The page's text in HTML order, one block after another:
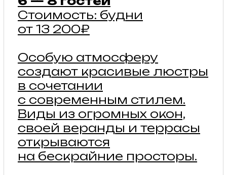
МЕСТА ДЛЯ
К нам можно приехать на
автодоме. Мы предоставим
комфортную стоянку на
фестивальном поле с
возможностью подведения
водоснабжения и
доступом к септику.